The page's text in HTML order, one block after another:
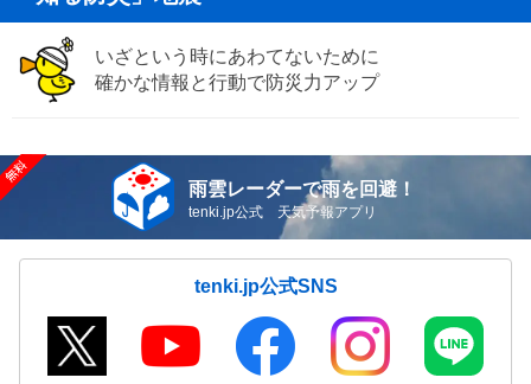
いざという時にあわてないために
確かな情報と行動で防災力アップ
雨雲レーダーで雨を回避！
tenki.jp公式 天気予報アプリ
tenki.jp公式SNS